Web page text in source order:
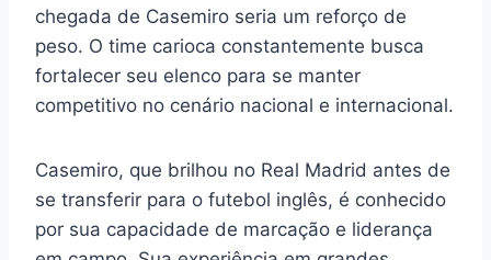
chegada de Casemiro seria um reforço de
peso. O time carioca constantemente busca
fortalecer seu elenco para se manter
competitivo no cenário nacional e internacional.
Casemiro, que brilhou no Real Madrid antes de
se transferir para o futebol inglês, é conhecido
por sua capacidade de marcação e liderança